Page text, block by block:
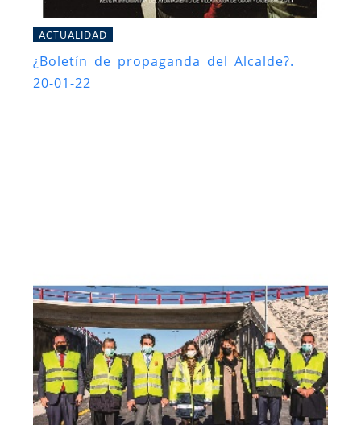
ACTUALIDAD
¿Boletín de propaganda del Alcalde?.
20-01-22